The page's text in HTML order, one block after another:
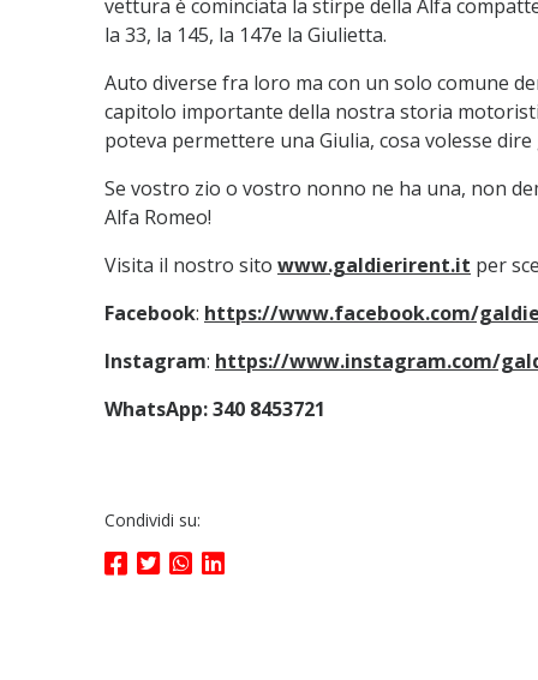
vettura è cominciata la stirpe della Alfa
la 33, la 145, la 147e la Giulietta.
Auto diverse fra loro ma con un solo comune
capitolo importante della nostra storia
poteva permettere una Giulia, cosa volesse
Se vostro zio o vostro nonno ne ha una, non
Alfa Romeo!
Visita il nostro sito www.galdierirent.it per
Facebook: https://www.facebook.com/
Instagram: https://www.instagram.com/
WhatsApp: 340 8453721
Condividi su: